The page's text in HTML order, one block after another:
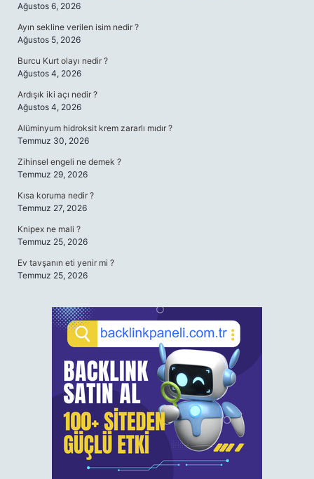
Ağustos 6, 2026
Ayın sekline verilen isim nedir ?
Ağustos 5, 2026
Burcu Kurt olayı nedir ?
Ağustos 4, 2026
Ardışık iki açı nedir ?
Ağustos 4, 2026
Alüminyum hidroksit krem zararlı mıdır ?
Temmuz 30, 2026
Zihinsel engeli ne demek ?
Temmuz 29, 2026
Kısa koruma nedir ?
Temmuz 27, 2026
Knipex ne mali ?
Temmuz 25, 2026
Ev tavşanın eti yenir mi ?
Temmuz 25, 2026